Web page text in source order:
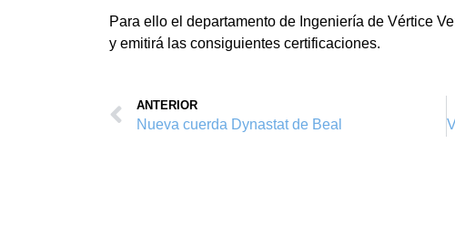
Para ello el departamento de Ingeniería de Vértice
y emitirá las consiguientes certificaciones.
ANTERIOR
Nueva cuerda Dynastat de Beal